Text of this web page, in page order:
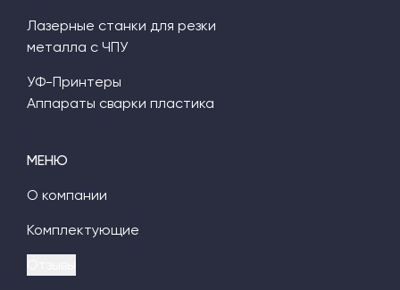
МЕНЮ
О компании
Комплектующие
Лазерные станки для резки
металла с ЧПУ
УФ-Принтеры
Аппараты сварки пластика